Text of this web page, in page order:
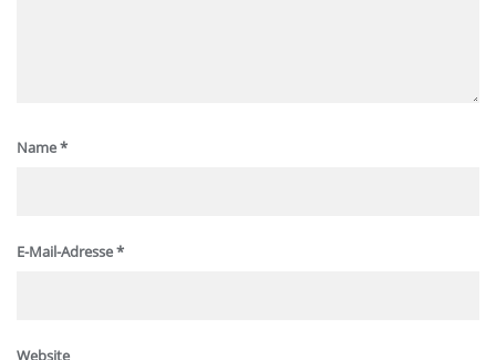
Name*
E-Mail-Adresse*
Website